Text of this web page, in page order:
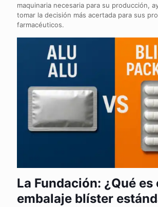
maquinaria necesaria para su producción,
tomar la decisión más acertada para sus
farmacéuticos.
La Fundación: ¿Qué es
embalaje blíster